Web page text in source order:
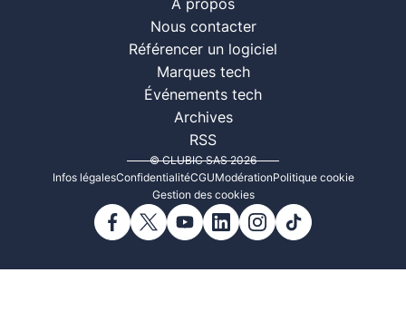
À propos
Nous contacter
Référencer un logiciel
Marques tech
Événements tech
Archives
RSS
© CLUBIC SAS 2026
Infos légalesConfidentialitéCGUModérationPolitique cookie
Gestion des cookies